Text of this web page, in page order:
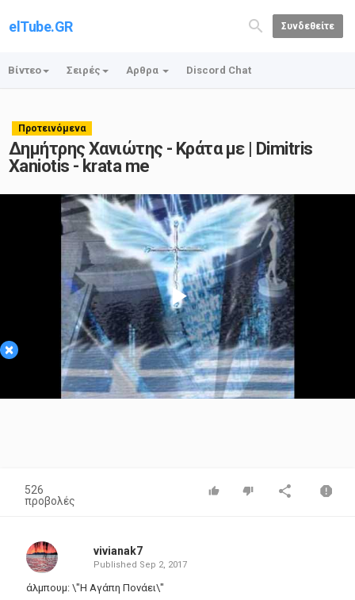
elTube.GR Συνδεθείτε
Βίντεο Σειρές Αρθρα Discord Chat
Προτεινόμενα
Δημήτρης Χανιώτης - Κράτα με | Dimitris
Xaniotis - krata me
×
Play
Video
526
προβολές
vivianak7
Published Sep 2, 2017
άλμπουμ: \"Η Αγάπη Πονάει\"